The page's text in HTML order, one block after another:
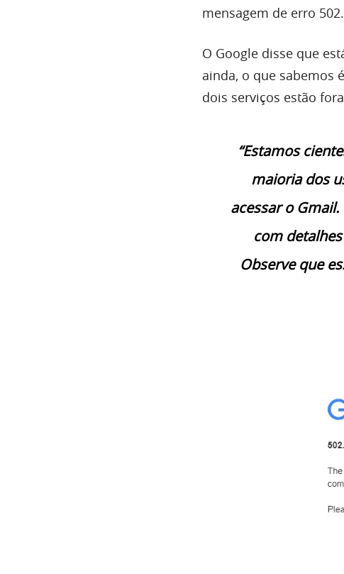
mensagem de erro 502.
O Google disse que
ainda, o que sabemos
dois serviços estão
“Estamos
maioria dos
acessar o
com
Observe que